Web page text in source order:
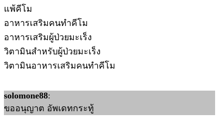
แพ้คีโม
อาหารเสริมคนทำคีโม
อาหารเสริมผู้ป่วยมะเร็ง
วิตามินสำหรับผู้ป่วยมะเร็ง
วิตามินอาหารเสริมคนทำคีโม
solomone88:
ขออนุญาต อัพเดทกระทู้